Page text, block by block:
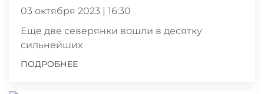
03 октября 2023 | 16:30
Еще две северянки вошли в десятку
сильнейших
ПОДРОБНЕЕ